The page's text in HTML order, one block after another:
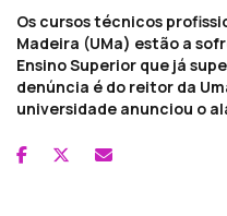
Os cursos técnicos
Madeira (UMa) estão a
Ensino Superior que já
denúncia é do reitor da
universidade anunciou o